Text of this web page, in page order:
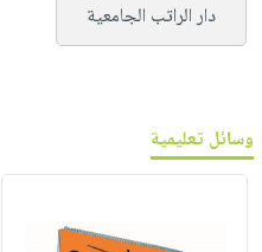
دار الراتب الجامعية
وسائل تعليمية